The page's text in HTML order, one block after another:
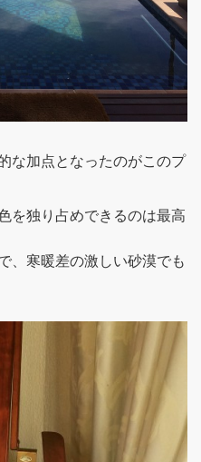
な加点となったのがこのプ
を独り占めできるのは最高
、寒暖差の激しい砂漠でも